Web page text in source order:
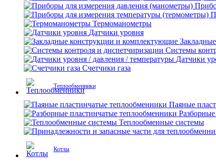
Термоманометры
Датчики уровня
Системы
Датчики
Счетчики газа
Теплообменники
Паяные
Теплообменные системы
Котлы